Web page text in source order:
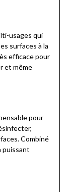
usages qui
surfaces à la
efficace pour
et même
pour
Combiné
puissant